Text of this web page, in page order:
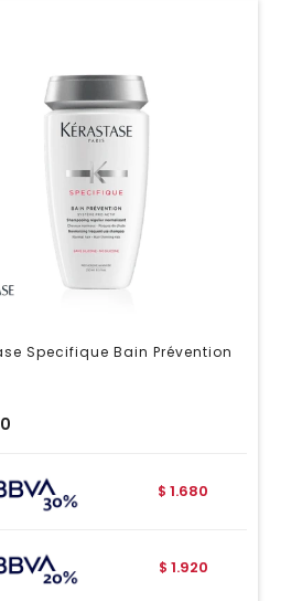
Specifique Bain Prévention
$ 1.680
$ 1.920